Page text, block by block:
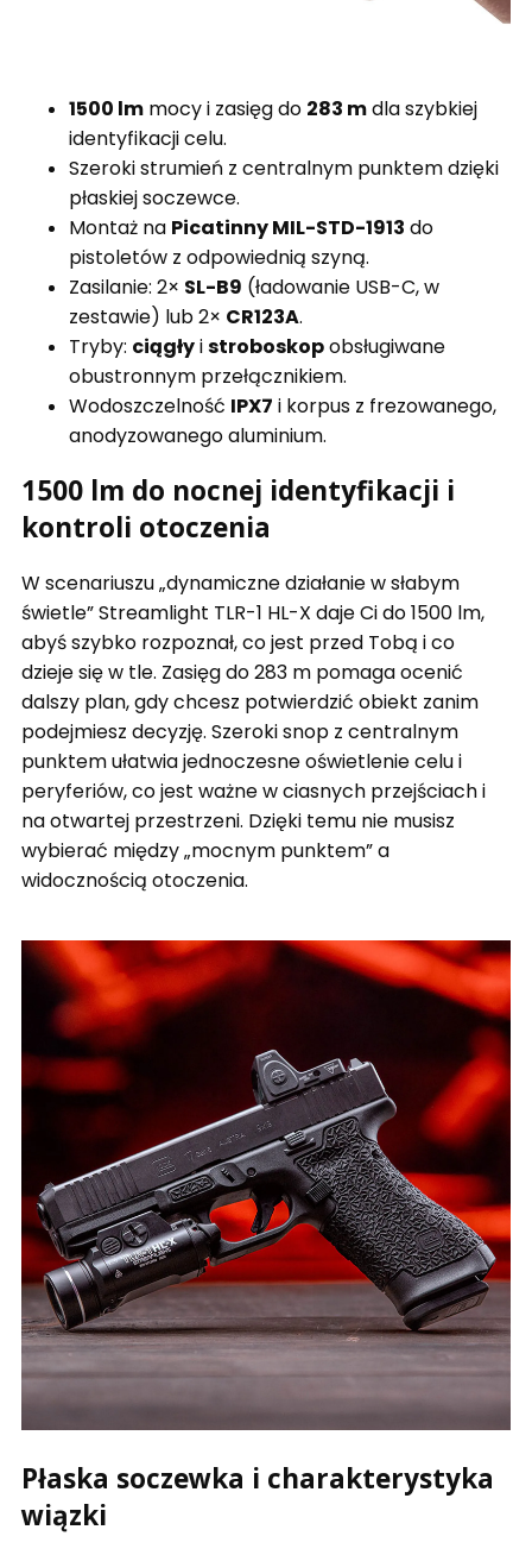
1500 lm mocy i zasięg do 283 mdla szybkiej
identyfikacji celu.
Szeroki strumień z centralnym punktem dzięki
płaskiej soczewce.
Montaż na Picatinny MIL-STD-1913 do
pistoletów z odpowiednią szyną.
Zasilanie: 2× SL-B9 (ładowanie USB-C, w
zestawie) lub 2× CR123A.
Tryby: ciągłyistroboskopobsługiwane
obustronnym przełącznikiem.
Wodoszczelność IPX7 i korpus z frezowanego,
anodyzowanego aluminium.
1500 lm do nocnej identyfikacji i
kontroli otoczenia
W scenariuszu „dynamiczne działanie w słabym
świetle” Streamlight TLR-1 HL-X daje Ci do 1500 lm,
abyś szybko rozpoznał, co jest przed Tobą i co
dzieje się w tle. Zasięg do 283 m pomaga ocenić
dalszy plan, gdy chcesz potwierdzić obiekt zanim
podejmiesz decyzję. Szeroki snop z centralnym
punktem ułatwia jednoczesne oświetlenie celu i
peryferiów, co jest ważne w ciasnych przejściach i
na otwartej przestrzeni. Dzięki temu nie musisz
wybierać między „mocnym punktem” a
widocznością otoczenia.
Płaska soczewka i charakterystyka
wiązki